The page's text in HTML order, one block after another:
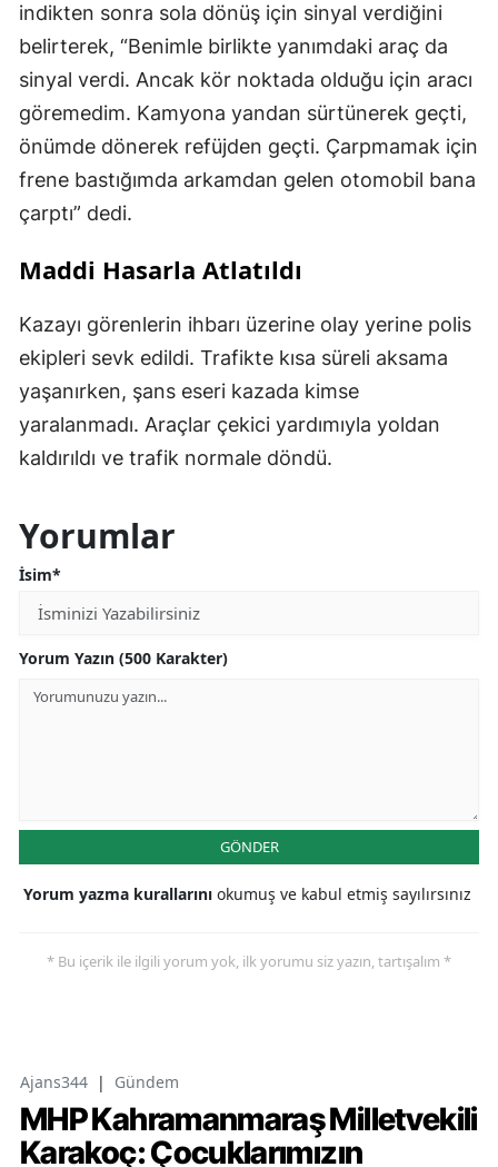
indikten sonra sola dönüş için sinyal verdiğini
belirterek, “Benimle birlikte yanımdaki araç da
sinyal verdi. Ancak kör noktada olduğu için aracı
göremedim. Kamyona yandan sürtünerek geçti,
önümde dönerek refüjden geçti. Çarpmamak için
frene bastığımda arkamdan gelen otomobil bana
çarptı” dedi.
Maddi Hasarla Atlatıldı
Kazayı görenlerin ihbarı üzerine olay yerine polis
ekipleri sevk edildi. Trafikte kısa süreli aksama
yaşanırken, şans eseri kazada kimse
yaralanmadı. Araçlar çekici yardımıyla yoldan
kaldırıldı ve trafik normale döndü.
Yorumlar
İsim*
Yorum Yazın (500 Karakter)
GÖNDER
Yorum yazma kurallarını okumuş ve kabul etmiş sayılırsınız
* Bu içerik ile ilgili yorum yok, ilk yorumu siz yazın, tartışalım *
Ajans344 | Gündem
MHP Kahramanmaraş Milletvekili
Karakoç: Çocuklarımızın